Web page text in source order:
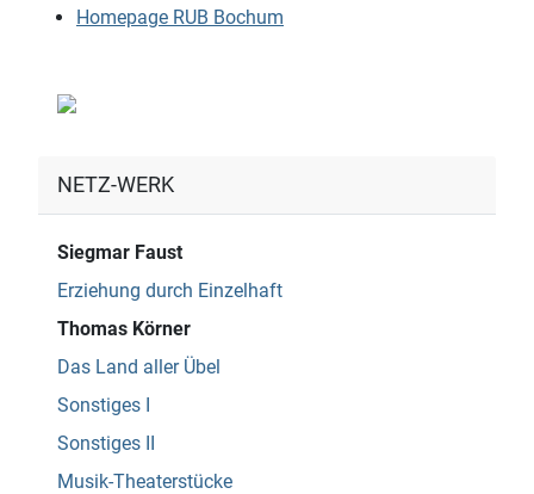
Homepage RUB Bochum
NETZ-WERK
Siegmar Faust
Erziehung durch Einzelhaft
Thomas Körner
Das Land aller Übel
Sonstiges I
Sonstiges II
Musik-Theaterstücke